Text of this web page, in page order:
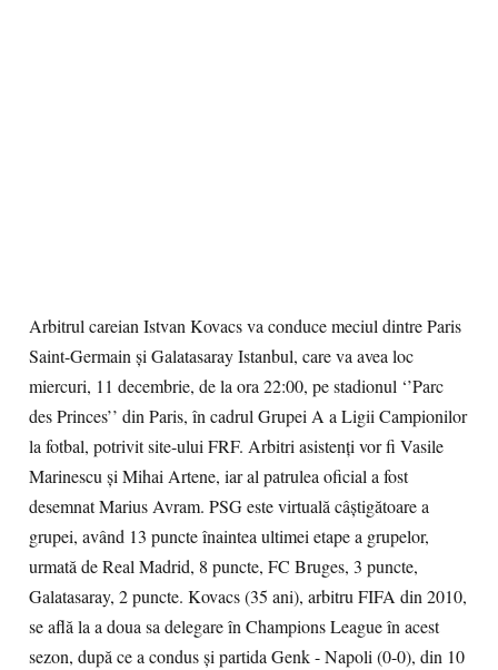
Arbitrul careian Istvan Kovacs va conduce meciul dintre Paris
Saint-Germain şi Galatasaray Istanbul, care va avea loc
miercuri, 11 decembrie, de la ora 22:00, pe stadionul ‘’Parc
des Princes’’ din Paris, în cadrul Grupei A a Ligii Campionilor
la fotbal, potrivit site-ului FRF. Arbitri asistenţi vor fi Vasile
Marinescu şi Mihai Artene, iar al patrulea oficial a fost
desemnat Marius Avram. PSG este virtuală câştigătoare a
grupei, având 13 puncte înaintea ultimei etape a grupelor,
urmată de Real Madrid, 8 puncte, FC Bruges, 3 puncte,
Galatasaray, 2 puncte. Kovacs (35 ani), arbitru FIFA din 2010,
se află la a doua sa delegare în Champions League în acest
sezon, după ce a condus şi partida Genk - Napoli (0-0), din 10